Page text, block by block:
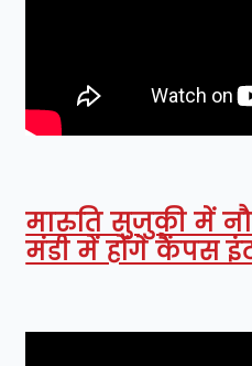
मारुति सुजुकी में
मंडी में होंगे कैंपस